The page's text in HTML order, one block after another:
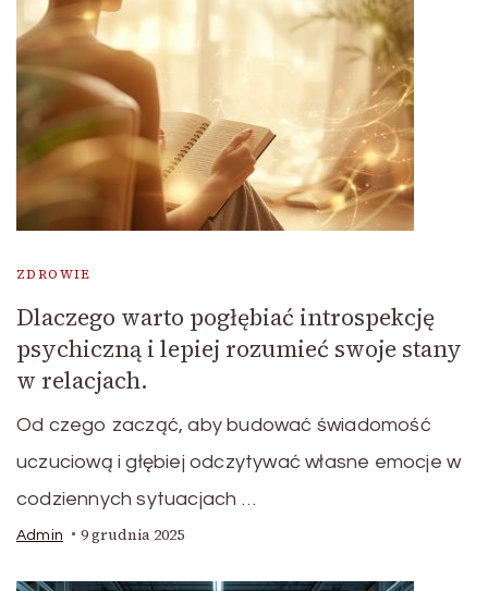
ZDROWIE
Dlaczego warto pogłębiać introspekcję
psychiczną i lepiej rozumieć swoje stany
w relacjach.
Od czego zacząć, aby budować świadomość
uczuciową i głębiej odczytywać własne emocje w
codziennych sytuacjach …
Admin 9 grudnia 2025